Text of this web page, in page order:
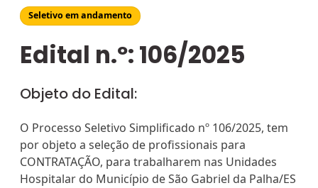
Seletivo em andamento
Edital n.º: 106/2025
Objeto do Edital:
O Processo Seletivo Simplificado nº 106/2025, tem
por objeto a seleção de profissionais para
CONTRATAÇÃO, para trabalharem nas Unidades
Hospitalar do Município de São Gabriel da Palha/ES